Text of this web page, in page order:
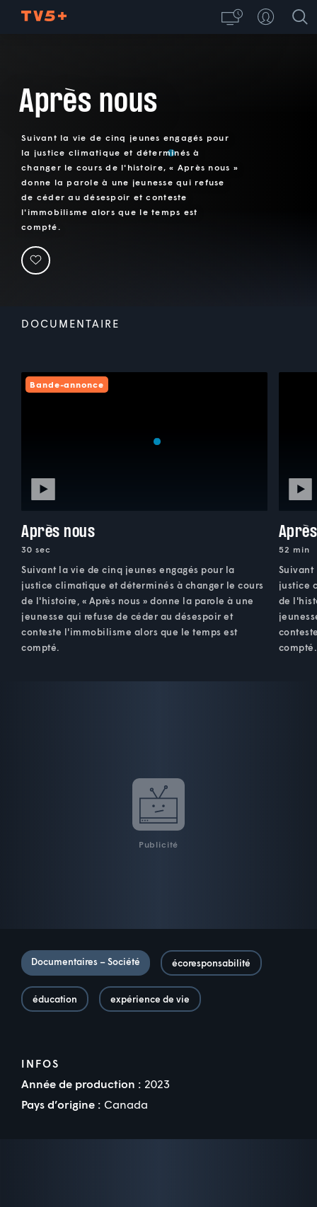
Après nous
Suivant la vie de cinq jeunes engagés pour
la justice climatique et déterminés à
changer le cours de l'histoire, « Après nous »
donne la parole à une jeunesse qui refuse
de céder au désespoir et conteste
l'immobilisme alors que le temps est
compté.
DOCUMENTAIRE
Bande-annonce
Après nous
30 sec
Suivant la vie de cinq jeunes engagés pour la
justice climatique et déterminés à changer le cours
de l'histoire, « Après nous » donne la parole à une
jeunesse qui refuse de céder au désespoir et
conteste l'immobilisme alors que le temps est
compté.
52 min
Suivant
justice
de
compté.
Publicité
Documentaires – Société écoresponsabilité
éducation expérience de vie
INFOS
Année de production : 2023
Pays d’origine : Canada